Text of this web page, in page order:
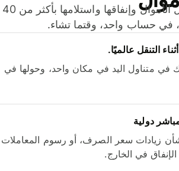
وفّر المال عند إرسال الأموال وإنفاقها واستلامها بأكثر من 40
حساب واحد، وقتما تشاء.
التنقل عالميًا.
متناول اليد في مكان واحد، وحولها في
دولية
زيادات سعر الصرف، أو رسوم المعاملات
في الخارج.